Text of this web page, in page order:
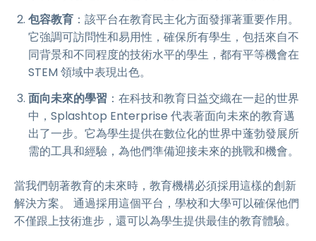
包容教育 ：該平台在教育民主化方面發揮著重要作用。
它強調可訪問性和易用性，確保所有學生，包括來自不
同背景和不同程度的技術水平的學生，都有平等機會在
STEM 領域中表現出色。
面向未來的學習 ：在科技和教育日益交織在一起的世界
中，Splashtop Enterprise 代表著面向未來的教育邁
出了一步。它為學生提供在數位化的世界中蓬勃發展所
需的工具和經驗，為他們準備迎接未來的挑戰和機會。
當我們朝著教育的未來時，教育機構必須採用這樣的創新
解決方案。 通過採用這個平台，學校和大學可以確保他們
不僅跟上技術進步，還可以為學生提供最佳的教育體驗。